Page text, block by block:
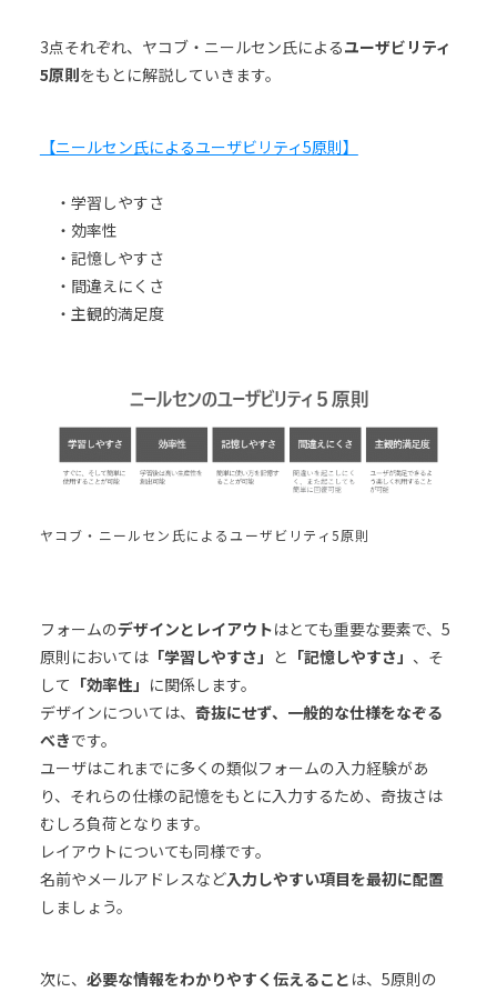
3点それぞれ、ヤコブ・ニールセン氏によるユーザビリティ
5原則をもとに解説していきます。
【ニールセン氏によるユーザビリティ5原則】
・学習しやすさ
・効率性
・記憶しやすさ
・間違えにくさ
・主観的満足度
ヤコブ・ニールセン氏によるユーザビリティ5原則
フォームのデザインとレイアウトはとても重要な要素で、5
原則においては「学習しやすさ」 と 「記憶しやすさ」 、そ
して 「効率性」 に関係します。
デザインについては、 奇抜にせず、一般的な仕様をなぞる
べきです。
ユーザはこれまでに多くの類似フォームの入力経験があ
り、それらの仕様の記憶をもとに入力するため、奇抜さは
むしろ負荷となります。
レイアウトについても同様です。
名前やメールアドレスなど入力しやすい項目を最初に配置
しましょう。
次に、 必要な情報をわかりやすく伝えること は、5原則の